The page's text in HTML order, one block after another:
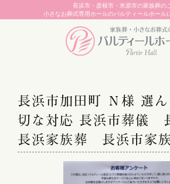
長浜市・彦根市・米原市の家族葬の
小さなお葬式専用ホールのパルティールホール
長浜市加田町 Ｎ様 選
切な対応 長浜市葬儀
長浜家族葬 長浜市家